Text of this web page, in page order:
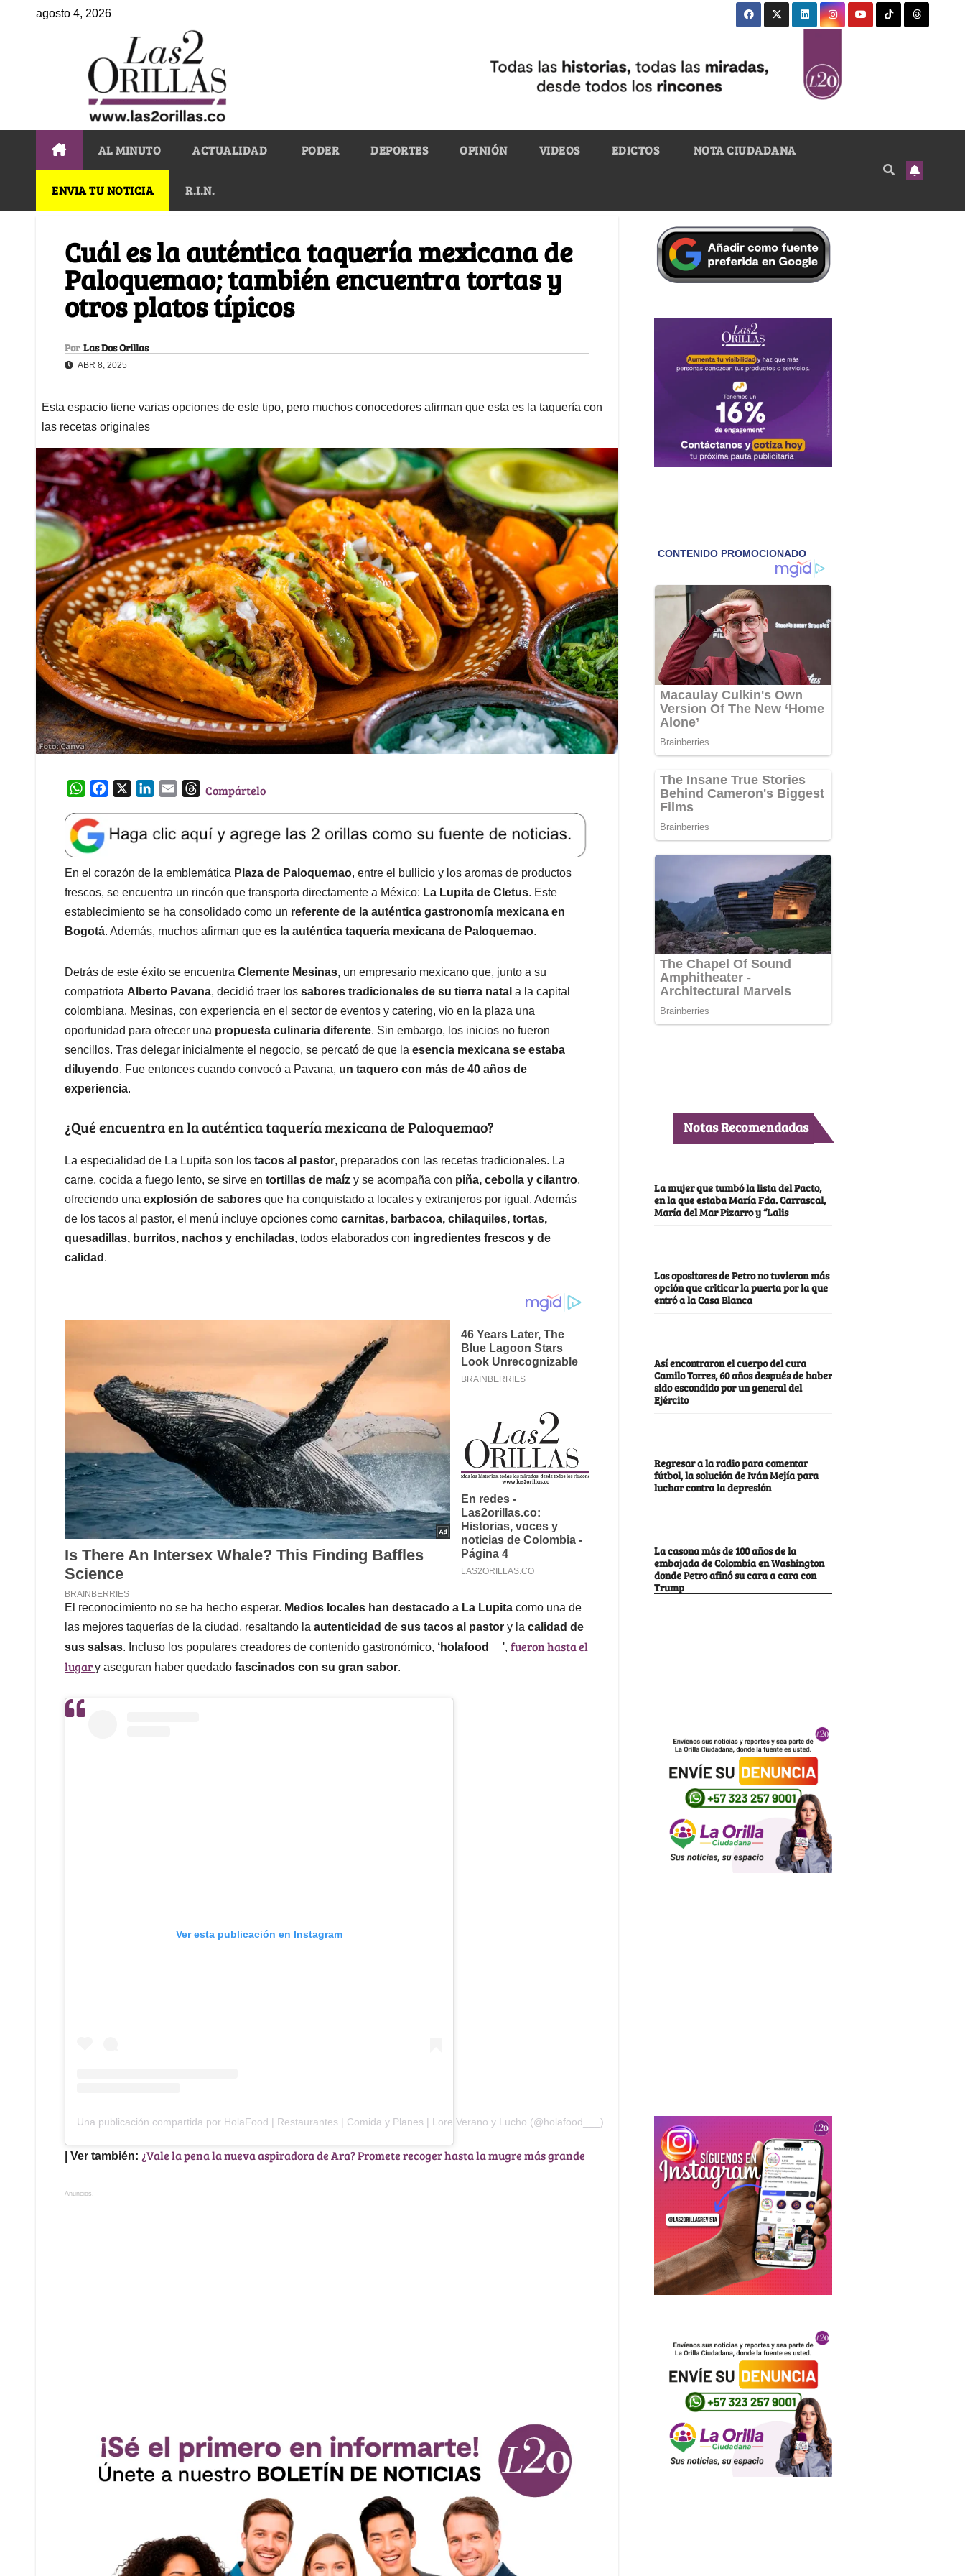
agosto 4, 2026
AL MINUTO ACTUALIDAD PODER DEPORTES OPINIÓN VIDEOS EDICTOS NOTA CIUDADANA
ENVIA TU NOTICIA R.I.N.
Cuál es la auténtica taquería mexicana de
Paloquemao; también encuentra tortas y
otros platos típicos
Por Las Dos Orillas
ABR 8, 2025
Esta espacio tiene varias opciones de este tipo, pero muchos conocedores afirman que esta es la taquería con
las recetas originales
W
a
t
s
A
p
p
e
b
o
o
k
k
e
d
I
n
l
T
e
a
d
s
Compártelo
En el corazón de la emblemática Plaza de Paloquemao, entre el bullicio y los aromas de productos
frescos, se encuentra un rincón que transporta directamente a México: La Lupita de Cletus. Este
establecimiento se ha consolidado como un referente de la auténtica gastronomía mexicana en
Bogotá. Además, muchos afirman que es la auténtica taquería mexicana de Paloquemao.
Detrás de este éxito se encuentra Clemente Mesinas, un empresario mexicano que, junto a su
compatriota Alberto Pavana, decidió traer los sabores tradicionales de su tierra natal a la capital
colombiana. Mesinas, con experiencia en el sector de eventos y catering, vio en la plaza una
oportunidad para ofrecer una propuesta culinaria diferente. Sin embargo, los inicios no fueron
sencillos. Tras delegar inicialmente el negocio, se percató de que la esencia mexicana se estaba
diluyendo. Fue entonces cuando convocó a Pavana, un taquero con más de 40 años de
experiencia.
¿Qué encuentra en la auténtica taquería mexicana de Paloquemao?
La especialidad de La Lupita son los tacos al pastor, preparados con las recetas tradicionales. La
carne, cocida a fuego lento, se sirve en tortillas de maíz y se acompaña con piña, cebolla y cilantro,
ofreciendo una explosión de sabores que ha conquistado a locales y extranjeros por igual. Además
de los tacos al pastor, el menú incluye opciones como carnitas, barbacoa, chilaquiles, tortas,
quesadillas, burritos, nachos y enchiladas, todos elaborados con ingredientes frescos y de
calidad .
El reconocimiento no se ha hecho esperar. Medios locales han destacado a La Lupita como una de
las mejores taquerías de la ciudad, resaltando la autenticidad de sus tacos al pastor y la calidad de
sus salsas. Incluso los populares creadores de contenido gastronómico, ‘holafood__’, fueron hasta el
lugary aseguran haber quedado fascinados con su gran sabor.
Ver esta publicación en Instagram
Una publicación compartida por HolaFood | Restaurantes | Comida y Planes | Lore Verano y Lucho (@holafood___)
| Ver también: ¿Vale la pena la nueva aspiradora de Ara? Promete recoger hasta la mugre más grande
Anuncios.
Notas Recomendadas
La mujer que tumbó la lista del Pacto,
en la que estaba María Fda. Carrascal,
María del Mar Pizarro y “Lalis
Los opositores de Petro no tuvieron más
opción que criticar la puerta por la que
entró a la Casa Blanca
Así encontraron el cuerpo del cura
Camilo Torres, 60 años después de haber
sido escondido por un general del
Ejército
Regresar a la radio para comentar
fútbol, la solución de Iván Mejía para
luchar contra la depresión
La casona más de 100 años de la
embajada de Colombia en Washington
donde Petro afinó su cara a cara con
Trump